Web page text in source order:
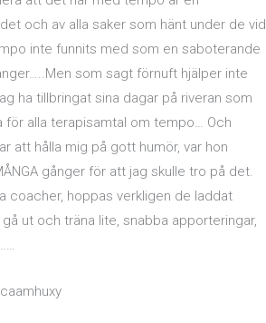
och av alla saker som hänt under de vid
inte funnits med som en saboterande
som sagt förnuft hjälper inte
ha tillbringat sina dagar på riveran som
alla terapisamtal om tempo… Och
att hålla mig på gott humör, var hon
gånger för att jag skulle tro på det.
coacher, hoppas verkligen de laddat
ut och träna lite, snabba apporteringar,